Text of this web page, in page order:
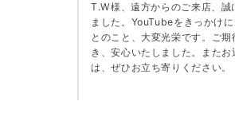
T.W様、遠方からのご来店、誠
ました。YouTubeをきっかけ
とのこと、大変光栄です。ご
き、安心いたしました。また
は、ぜひお立ち寄りください。